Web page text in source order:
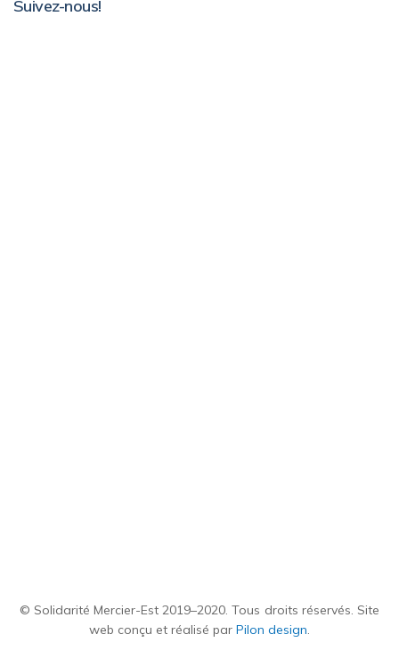
Suivez-nous!
© Solidarité Mercier-Est 2019–2020. Tous droits réservés. Site
web conçu et réalisé parPilon design.